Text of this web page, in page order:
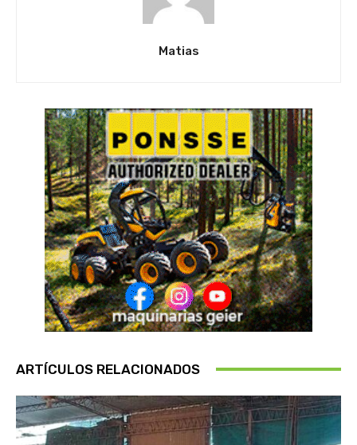
Matias
ARTÍCULOS RELACIONADOS